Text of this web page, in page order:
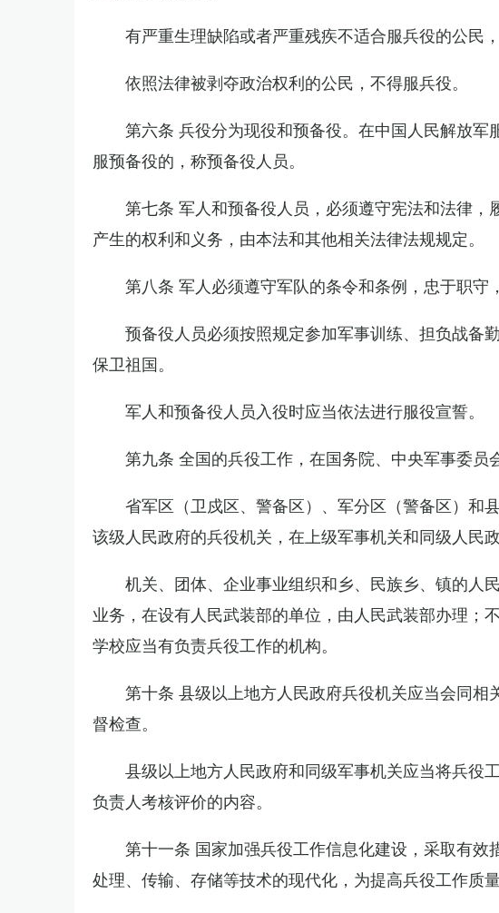
有严重生理缺陷或者严重残疾不适合服兵役的公民，
依照法律被剥夺政治权利的公民，不得服兵役。
第六条 兵役分为现役和预备役。在中国人民解放
服预备役的，称预备役人员。
第七条 军人和预备役人员，必须遵守宪法和法律
产生的权利和义务，由本法和其他相关法律法规规定。
第八条 军人必须遵守军队的条令和条例，忠于职守
预备役人员必须按照规定参加军事训练、担负战备
保卫祖国。
军人和预备役人员入役时应当依法进行服役宣誓。
第九条 全国的兵役工作，在国务院、中央军事委员
省军区（卫戍区、警备区）、军分区（警备区）和
该级人民政府的兵役机关，在上级军事机关和同级人民
机关、团体、企业事业组织和乡、民族乡、镇的人
业务，在设有人民武装部的单位，由人民武装部办理；
学校应当有负责兵役工作的机构。
第十条 县级以上地方人民政府兵役机关应当会同
督检查。
县级以上地方人民政府和同级军事机关应当将兵役
负责人考核评价的内容。
第十一条 国家加强兵役工作信息化建设，采取有效
处理、传输、存储等技术的现代化，为提高兵役工作质量